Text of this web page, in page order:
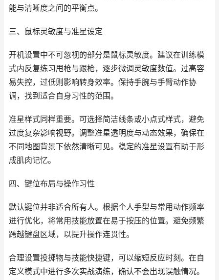
能与清晰度之间的平衡点。
三、鼠标灵敏度与准星设定
开机设置中不可忽视的部分是鼠标灵敏度。建议在训练模
式内反复练习甩枪与跟枪，逐步微调灵敏度数值。过高容
易失控，过低则影响转身效率。保持手腕与手臂动作协
调，找到适合自身习性的范围。
准星样式同样重要。可选择简洁线条或小点式样式，避免
过度复杂影响视野。调整准星透明度与动态效果，确保在
不同地图背景下依然清晰可见。稳定的准星设置有助于形
成肌肉记忆。
四、键位布局与操作习性
默认键位并非适合所有人。根据个人手型与常用动作频率
进行优化，将常用技能放置在易于按压的位置。避免频繁
跨越键盘区域，以提升操作连贯性。
合理设置投掷物与技能快捷键，可以缩短反应时刻。在自
定义模式中进行多次实战演练，确认不会出现误触情况。